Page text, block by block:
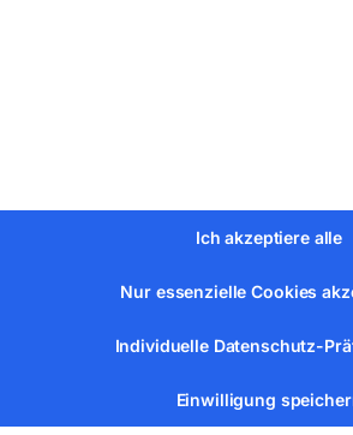
Steuereinheit
= Energieersparnis
Schonung der Umwelt
Ich akzeptiere alle
Nur essenzielle Cookies
Individuelle Datenschutz-
Einwilligung